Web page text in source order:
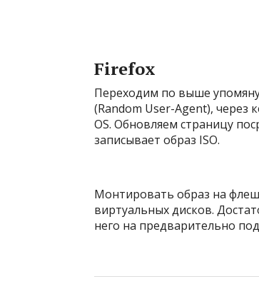
Firefox
Переходим по выше
(Random User-Agent),
OS. Обновляем страницу
записывает образ ISO.
Монтировать образ на
виртуальных дисков.
него на предварительно